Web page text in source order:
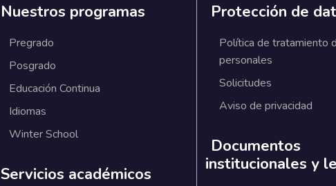
Nuestros programas
Pregrado
Posgrado
Educación Continua
Idiomas
Winter School
Servicios académicos
Protección de
Política de tratamiento
personales
Solicitudes
Aviso de privacidad
Documentos
institucionales y